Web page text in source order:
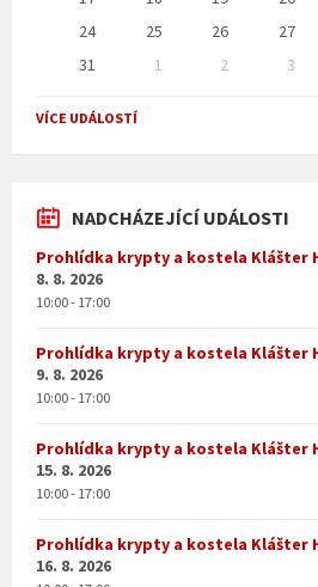
24
25 26 27
31
1 2 3
to
calendar
VÍCE UDÁLOSTÍ
NADCHÁZEJÍCÍ UDÁLOSTI
Prohlídka krypty a kostela Klášter
8. 8. 2026
10:00 - 17:00
Prohlídka krypty a kostela Klášter
9. 8. 2026
10:00 - 17:00
Prohlídka krypty a kostela Klášter
15. 8. 2026
10:00 - 17:00
Prohlídka krypty a kostela Klášter
16. 8. 2026